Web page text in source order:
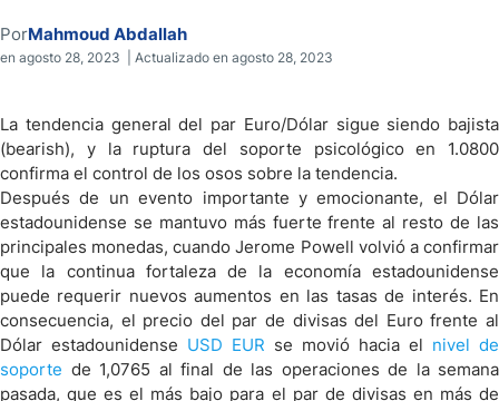
PorMahmoud Abdallah
en agosto 28, 2023 | Actualizado en agosto 28, 2023
La tendencia general del par Euro/Dólar sigue siendo bajista
(bearish), y la ruptura del soporte psicológico en 1.0800
confirma el control de los osos sobre la tendencia.
Después de un evento importante y emocionante, el Dólar
estadounidense se mantuvo más fuerte frente al resto de las
principales monedas, cuando Jerome Powell volvió a confirmar
que la continua fortaleza de la economía estadounidense
puede requerir nuevos aumentos en las tasas de interés. En
consecuencia, el precio del par de divisas del Euro frente al
Dólar estadounidense USD EUR se movió hacia el nivel de
soporte de 1,0765 al final de las operaciones de la semana
pasada, que es el más bajo para el par de divisas en más de